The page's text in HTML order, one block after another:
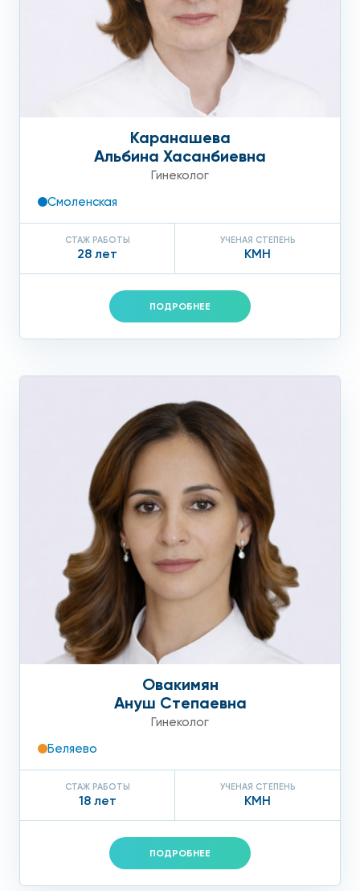
Каранашева
Альбина Хасанбиевна
Гинеколог
Смоленская
СТАЖ РАБОТЫ
28 лет
УЧЕНАЯ СТЕПЕНЬ
КМН
ПОДРОБНЕЕ
Овакимян
Ануш Степаевна
Гинеколог
Беляево
СТАЖ РАБОТЫ
18 лет
УЧЕНАЯ СТЕПЕНЬ
КМН
ПОДРОБНЕЕ